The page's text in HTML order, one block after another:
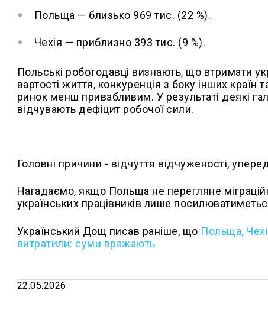
Польща — близько 969 тис. (22 %).
Чехія — приблизно 393 тис. (9 %).
Польські роботодавці визнають, що втримати
вартості життя, конкуренція з боку інших країн
ринок менш привабливим. У результаті деякі
відчувають дефіцит робочої сили.
Головні причини - відчуття відчуженості,
Нагадаємо, якщо Польща не перегляне
українських працівників лише
Український Дощ писав раніше, що Польща,
витратили: суми вражають
22.05.2026